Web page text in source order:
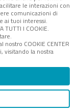
per
i vendor ICT -
di formazione
a ridurre i
le interazioni con
comunicazioni di
ai tuoi interessi.
TUTTI I COOKIE.
COOKIE CENTER
visitando la nostra